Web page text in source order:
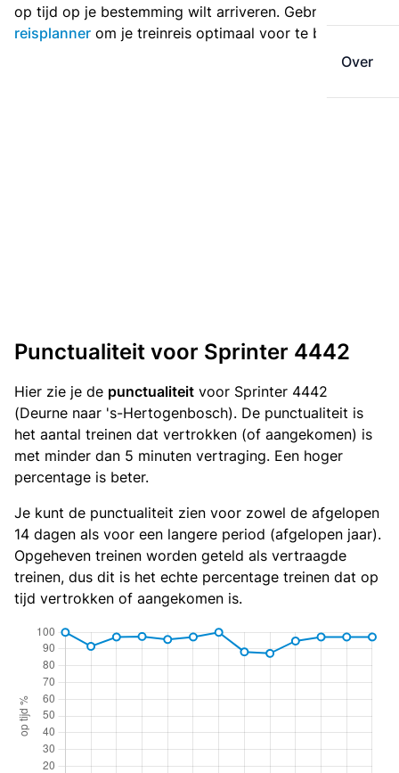
Over
op tijd op je bestemming wilt arriveren. Gebruik de
reisplanner om je treinreis optimaal voor te bereiden.
Punctualiteit voor Sprinter 4442
Hier zie je de punctualiteit voor Sprinter 4442
(Deurne naar 's-Hertogenbosch). De punctualiteit is
het aantal treinen dat vertrokken (of aangekomen) is
met minder dan 5 minuten vertraging. Een hoger
percentage is beter.
Je kunt de punctualiteit zien voor zowel de afgelopen
14 dagen als voor een langere period (afgelopen jaar).
Opgeheven treinen worden geteld als vertraagde
treinen, dus dit is het echte percentage treinen dat op
tijd vertrokken of aangekomen is.